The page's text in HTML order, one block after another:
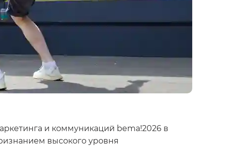
и коммуникаций bema!2026 в
высокого уровня